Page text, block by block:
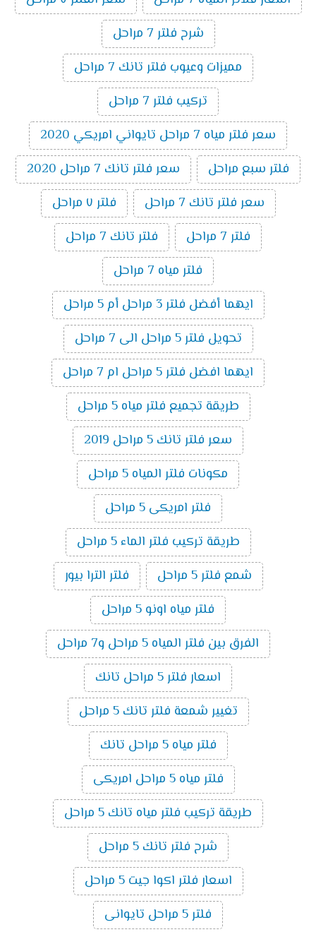
شرح فلتر 7 مراحل
مميزات وعيوب فلتر تانك 7 مراحل
تركيب فلتر 7 مراحل
سعر فلتر مياه 7 مراحل تايواني امريكي 2020
فلتر سبع مراحل
سعر فلتر تانك 7 مراحل 2020
سعر فلتر تانك 7 مراحل
فلتر ٧ مراحل
فلتر 7 مراحل
فلتر تانك 7 مراحل
فلتر مياه 7 مراحل
ايهما أفضل فلتر 3 مراحل أم 5 مراحل
تحويل فلتر 5 مراحل الى 7 مراحل
ايهما افضل فلتر 5 مراحل ام 7 مراحل
طريقة تجميع فلتر مياه 5 مراحل
سعر فلتر تانك 5 مراحل 2019
مكونات فلتر المياه 5 مراحل
فلتر امريكى 5 مراحل
طريقة تركيب فلتر الماء 5 مراحل
شمع فلتر 5 مراحل
فلتر الترا بيور
فلتر مياه اونو 5 مراحل
الفرق بين فلتر المياه 5 مراحل و7 مراحل
اسعار فلتر 5 مراحل تانك
تغيير شمعة فلتر تانك 5 مراحل
فلتر مياه 5 مراحل تانك
فلتر مياه 5 مراحل امريكى
طريقة تركيب فلتر مياه تانك 5 مراحل
شرح فلتر تانك 5 مراحل
اسعار فلتر اكوا جيت 5 مراحل
فلتر 5 مراحل تايوانى